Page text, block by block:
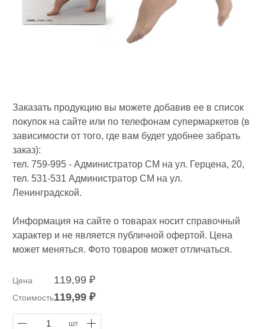
Заказать продукцию вы можете добавив ее в список
покупок на сайте или по телефонам супермаркетов (в
зависимости от того, где вам будет удобнее забрать
заказ):
тел. 759-995 - Администратор СМ на ул. Герцена, 20,
тел. 531-531 Администратор СМ на ул.
Ленинградской.
Информация на сайте о товарах носит справочный
характер и не является публичной офертой. Цена
может меняться. Фото товаров может отличаться.
Цена 119,99 ₽
Стоимость119,99 ₽
1 шт